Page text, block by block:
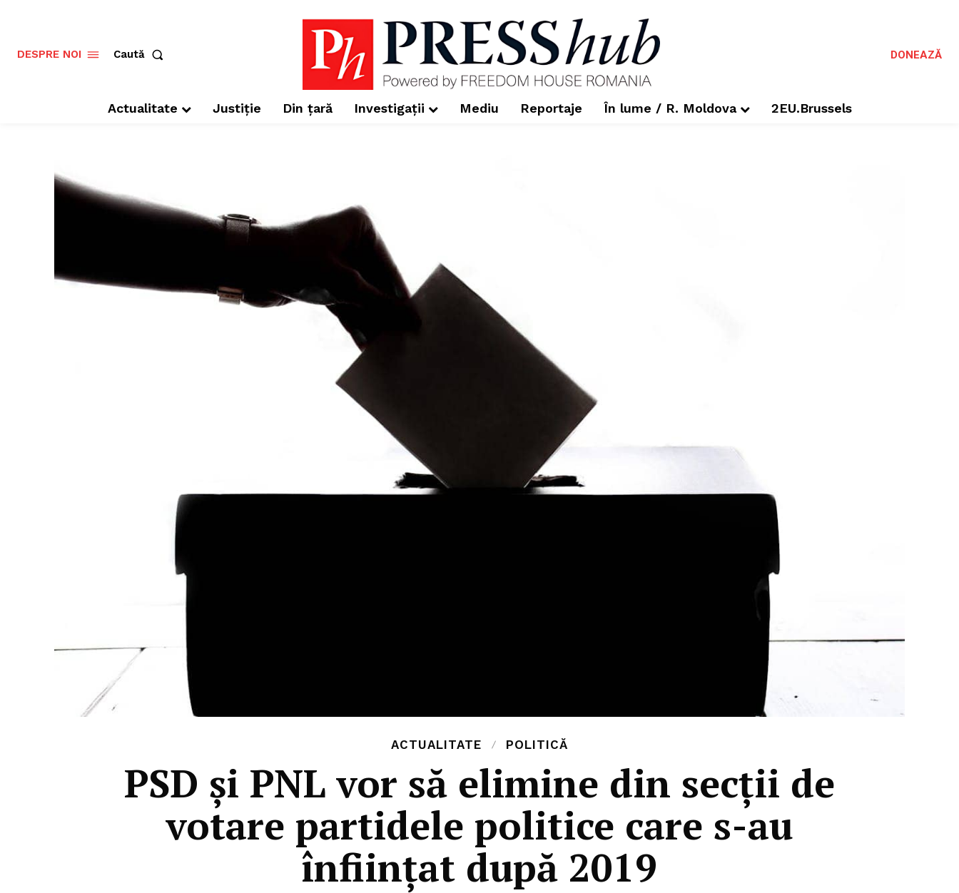
DESPRE NOI Caută DONEAZĂ
Actualitate Justiție Din țară Investigații Mediu Reportaje În lume / R. Moldova 2EU.Brussels
ACTUALITATE POLITICĂ
PSD și PNL vor să elimine din secții de
votare partidele politice care s-au
înființat după 2019